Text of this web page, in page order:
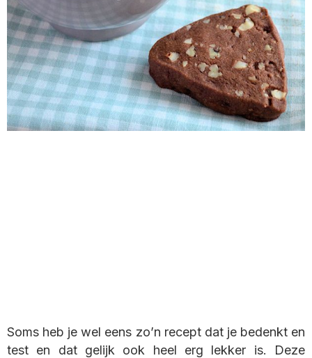
Soms heb je wel eens zo’n recept dat je bedenkt en
test en dat gelijk ook heel erg lekker is. Deze